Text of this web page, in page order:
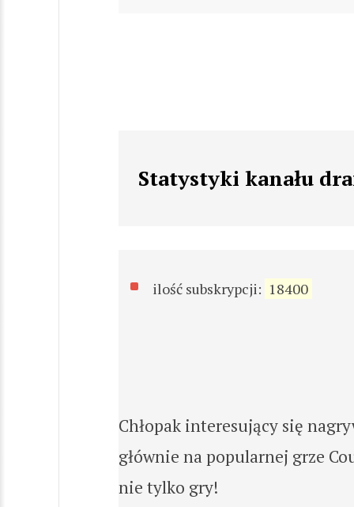
Statystyki kanału
ilość subskrypcji: 18400
Chłopak interesujący się
głównie na popularnej grze
nie tylko gry!